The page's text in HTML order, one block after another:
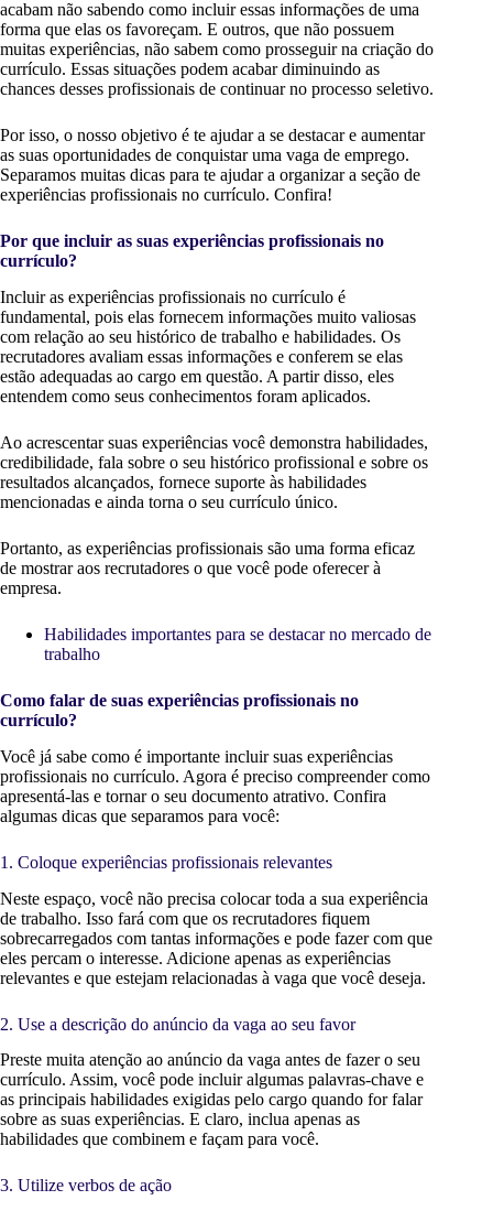
acabam não sabendo como incluir essas informações de uma
forma que elas os favoreçam. E outros, que não possuem
muitas experiências, não sabem como prosseguir na criação do
currículo. Essas situações podem acabar diminuindo as
chances desses profissionais de continuar no processo seletivo.
Por isso, o nosso objetivo é te ajudar a se destacar e aumentar
as suas oportunidades de conquistar uma vaga de emprego.
Separamos muitas dicas para te ajudar a organizar a seção de
experiências profissionais no currículo. Confira!
Por que incluir as suas experiências profissionais no
currículo?
Incluir as experiências profissionais no currículo é
fundamental, pois elas fornecem informações muito valiosas
com relação ao seu histórico de trabalho e habilidades. Os
recrutadores avaliam essas informações e conferem se elas
estão adequadas ao cargo em questão. A partir disso, eles
entendem como seus conhecimentos foram aplicados.
Ao acrescentar suas experiências você demonstra habilidades,
credibilidade, fala sobre o seu histórico profissional e sobre os
resultados alcançados, fornece suporte às habilidades
mencionadas e ainda torna o seu currículo único.
Portanto, as experiências profissionais são uma forma eficaz
de mostrar aos recrutadores o que você pode oferecer à
empresa.
Habilidades importantes para se destacar no mercado de
trabalho
Como falar de suas experiências profissionais no
currículo?
Você já sabe como é importante incluir suas experiências
profissionais no currículo. Agora é preciso compreender como
apresentá-las e tornar o seu documento atrativo. Confira
algumas dicas que separamos para você:
1. Coloque experiências profissionais relevantes
Neste espaço, você não precisa colocar toda a sua experiência
de trabalho. Isso fará com que os recrutadores fiquem
sobrecarregados com tantas informações e pode fazer com que
eles percam o interesse. Adicione apenas as experiências
relevantes e que estejam relacionadas à vaga que você deseja.
2. Use a descrição do anúncio da vaga ao seu favor
Preste muita atenção ao anúncio da vaga antes de fazer o seu
currículo. Assim, você pode incluir algumas palavras-chave e
as principais habilidades exigidas pelo cargo quando for falar
sobre as suas experiências. E claro, inclua apenas as
habilidades que combinem e façam para você.
3. Utilize verbos de ação